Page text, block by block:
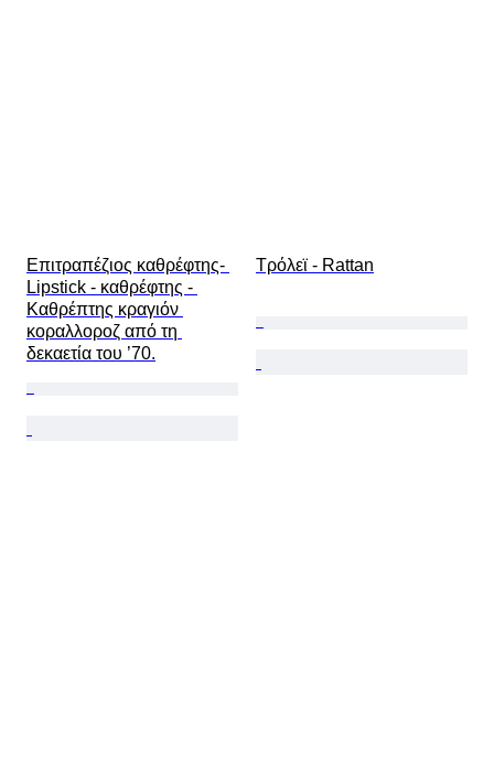
Επιτραπέζιος καθρέφτης-
Lipstick - καθρέφτης -
Καθρέπτης κραγιόν
κοραλλοροζ από τη
δεκαετία του ’70.
Τρόλεϊ - Rattan